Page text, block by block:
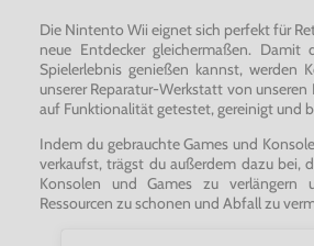
Die Nintento Wii eignet sich perfekt für
neue Entdecker gleichermaßen. Damit
Spielerlebnis genießen kannst, werden
unserer Reparatur-Werkstatt von
auf Funktionalität getestet, gereinigt und
Indem du gebrauchte Games und
verkaufst, trägst du außerdem dazu bei,
Konsolen und Games zu verlängern
Ressourcen zu schonen und Abfall zu